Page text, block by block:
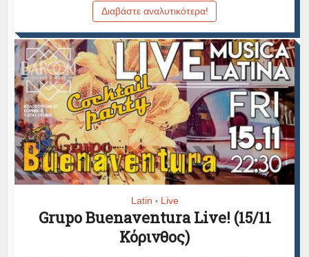
Διαβάστε αναλυτικότερα!
Latin • Live
Grupo Buenaventura Live! (15/11
Κόρινθος)